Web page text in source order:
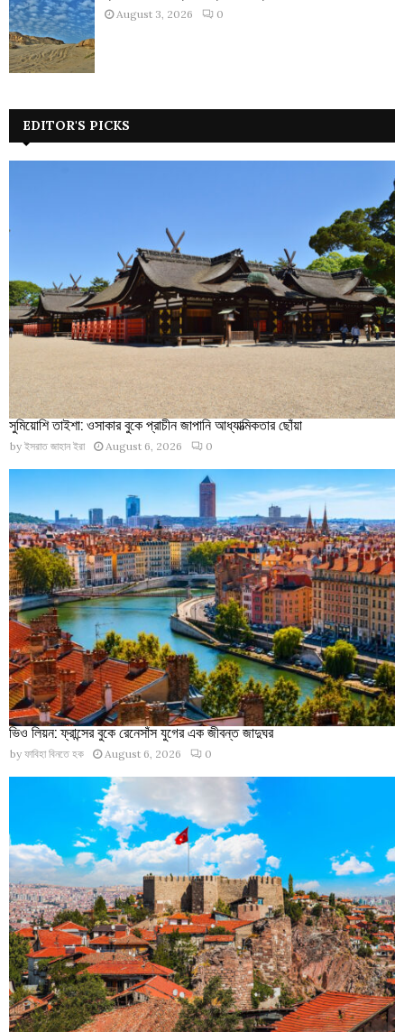
August 3, 2026 0
EDITOR'S PICKS
সুমিয়োশি তাইশা: ওসাকার বুকে প্রাচীন জাপানি আধ্যাত্মিকতার ছোঁয়া
by ইসরাত জাহান ইরা August 6, 2026 0
ভিও লিয়ন: ফ্রান্সের বুকে রেনেসাঁস যুগের এক জীবন্ত জাদুঘর
by ফাবিহা বিনতে হক August 6, 2026 0